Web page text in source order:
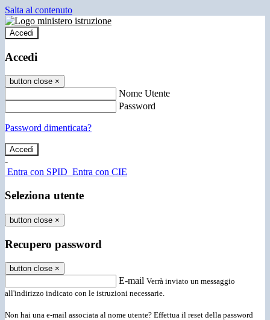
Salta al contenuto
Accedi
Accedi
button close ×
Nome Utente
Password
Password dimenticata?
-
Entra con SPID Entra con CIE
Seleziona utente
button close ×
Recupero password
button close ×
E-mail Verrà inviato un messaggio
all'indirizzo indicato con le istruzioni necessarie.
Non hai una e-mail associata al nome utente? Effettua il reset della password